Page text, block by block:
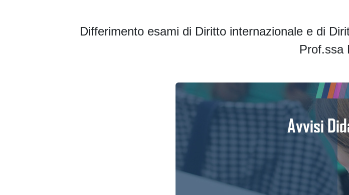
Differimento esami di Diritto internazionale e di
Prof.ssa